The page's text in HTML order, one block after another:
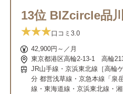
13位 BIZcircle品
口コミ 3.0
42,900円～／月
東京都港区高輪2-13-1 高輪
JR山手線・京浜東北線［高輪
分 都営浅草線・京急本線「泉
線・東海道線・京浜東北線・